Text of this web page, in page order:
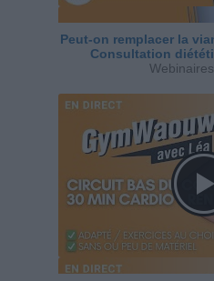
Peut-on remplacer la
Consultation